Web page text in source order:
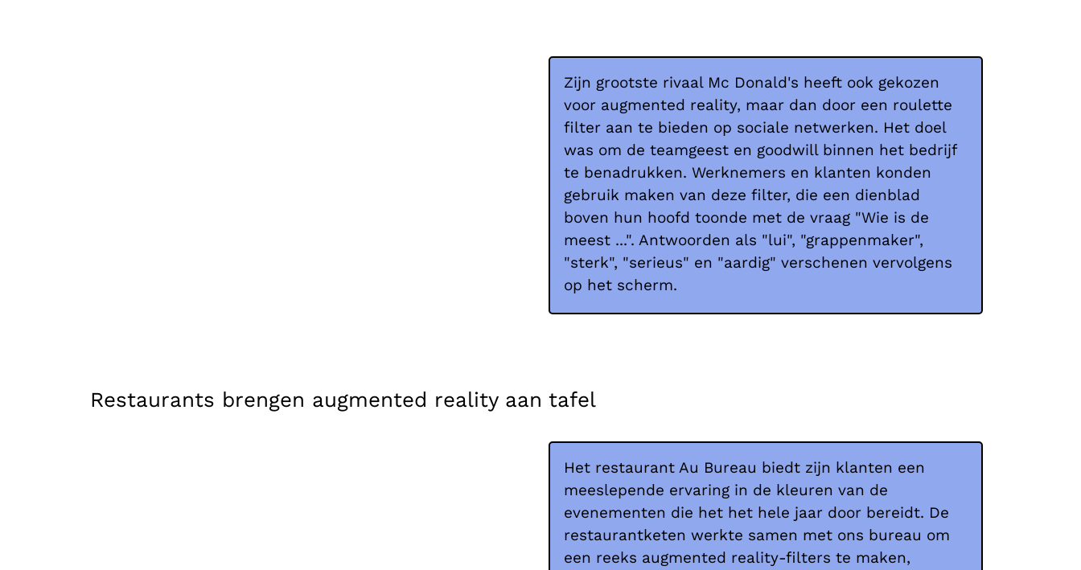
Zijn grootste rivaal Mc Donald's heeft ook gekozen
voor augmented reality, maar dan door een roulette
filter aan te bieden op sociale netwerken. Het doel
was om de teamgeest en goodwill binnen het bedrijf
te benadrukken. Werknemers en klanten konden
gebruik maken van deze filter, die een dienblad
boven hun hoofd toonde met de vraag "Wie is de
meest ...". Antwoorden als "lui", "grappenmaker",
"sterk", "serieus" en "aardig" verschenen vervolgens
op het scherm.
Restaurants brengen augmented reality aan tafel
Het restaurant Au Bureau biedt zijn klanten een
meeslepende ervaring in de kleuren van de
evenementen die het het hele jaar door bereidt. De
restaurantketen werkte samen met ons bureau om
een reeks augmented reality-filters te maken,